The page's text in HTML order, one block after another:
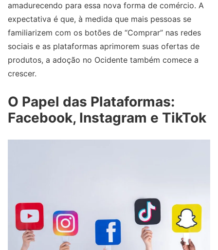
amadurecendo para essa nova forma de comércio. A
expectativa é que, à medida que mais pessoas se
familiarizem com os botões de “Comprar” nas redes
sociais e as plataformas aprimorem suas ofertas de
produtos, a adoção no Ocidente também comece a
crescer.
O Papel das Plataformas:
Facebook, Instagram e TikTok